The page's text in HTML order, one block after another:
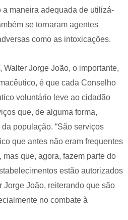
a maneira adequada de utilizá-
se tornaram agentes
como as intoxicações.
Walter Jorge João, o importante,
é que cada Conselho
voluntário leve ao cidadão
que, de alguma forma,
população. “São serviços
que antes não eram frequentes
que, agora, fazem parte do
estão autorizados
Jorge João, reiterando que são
no combate à